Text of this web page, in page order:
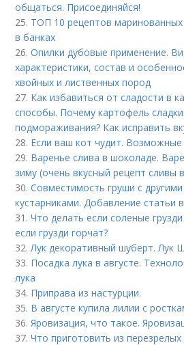
общаться. Присоединяйся!
25. ТОП 10 рецептов
в банках
26.Опилки дубовые применение.
характеристики, состав и
хвойных и лиственных пород
27. Как избавиться от сладости в
способы. Почему картофель
подмораживания? Как исправить
28. Если ваш кот чудит.
29. Варенье слива в шоколаде.
зиму (очень вкусный рецепт сливы
30.Совместимость груши с
кустарниками. Добавление статьи
31.Что делать если соленые
если грузди горчат?
32.Лук декоративный шуберт. Лук
33. Посадка лука в августе.
лука
34. Приправа из настурции.
35. В августе купила лилии с
36.Яровизация, что такое.
37.Что приготовить из